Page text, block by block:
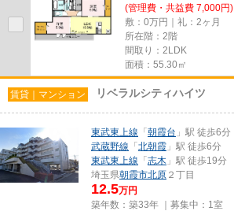
(管理費・共益費 7,000円)
敷：0万円｜礼：2ヶ月
所在階：2階
間取り：2LDK
面積：55.30㎡
賃貸｜マンション リベラルシティハイツ
東武東上線 「 朝霞台 」駅 徒歩6分
武蔵野線 「 北朝霞 」駅 徒歩6分
東武東上線 「 志木 」駅 徒歩19分
埼玉県朝霞市北原 ２丁目
12.5万円
築年数：築33年 ｜募集中： 1室